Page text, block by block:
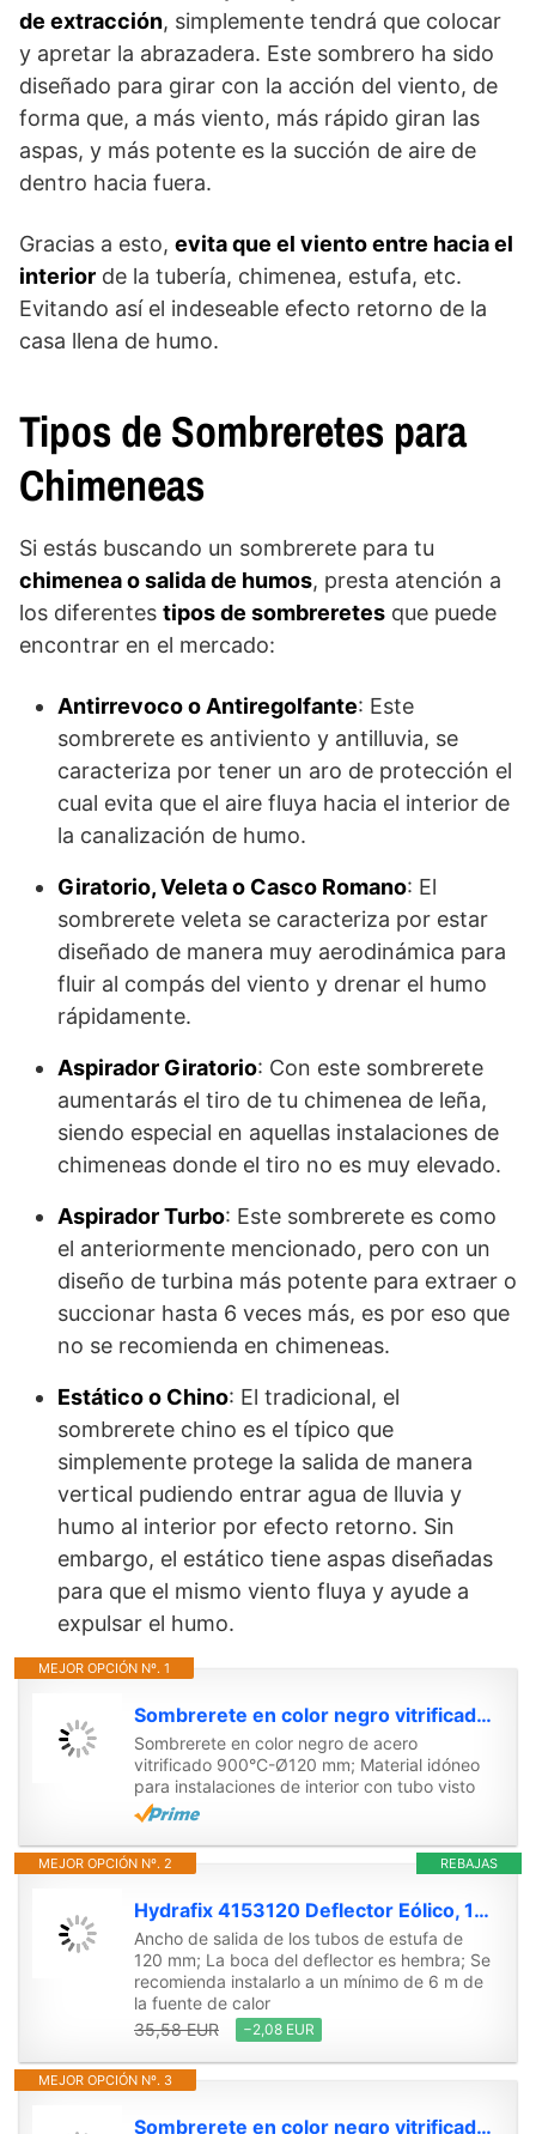
de extracción, simplemente tendrá que colocar
y apretar la abrazadera. Este sombrero ha sido
diseñado para girar con la acción del viento, de
forma que, a más viento, más rápido giran las
aspas, y más potente es la succión de aire de
dentro hacia fuera.
Gracias a esto, evita que el viento entre hacia el
interior de la tubería, chimenea, estufa, etc.
Evitando así el indeseable efecto retorno de la
casa llena de humo.
Tipos de Sombreretes para
Chimeneas
Si estás buscando un sombrerete para tu
chimenea o salida de humos, presta atención a
los diferentes tipos de sombreretes que puede
encontrar en el mercado:
Antirrevoco o Antiregolfante: Este
sombrerete es antiviento y antilluvia, se
caracteriza por tener un aro de protección el
cual evita que el aire fluya hacia el interior de
la canalización de humo.
Giratorio, Veleta o Casco Romano: El
sombrerete veleta se caracteriza por estar
diseñado de manera muy aerodinámica para
fluir al compás del viento y drenar el humo
rápidamente.
Aspirador Giratorio: Con este sombrerete
aumentarás el tiro de tu chimenea de leña,
siendo especial en aquellas instalaciones de
chimeneas donde el tiro no es muy elevado.
Aspirador Turbo: Este sombrerete es como
el anteriormente mencionado, pero con un
diseño de turbina más potente para extraer o
succionar hasta 6 veces más, es por eso que
no se recomienda en chimeneas.
Estático o Chino: El tradicional, el
sombrerete chino es el típico que
simplemente protege la salida de manera
vertical pudiendo entrar agua de lluvia y
humo al interior por efecto retorno. Sin
embargo, el estático tiene aspas diseñadas
para que el mismo viento fluya y ayude a
expulsar el humo.
MEJOR OPCIÓN Nº. 1
Sombrerete en color negro vitrificado 900°C-Ø120 mm-Rosetón para conductos de estufas y chimeneas
Sombrerete en color negro de acero
vitrificado 900°C-Ø120 mm; Material idóneo
para instalaciones de interior con tubo visto
REBAJAS
MEJOR OPCIÓN Nº. 2
Hydrafix 4153120 Deflector Eólico, 120 mm
Ancho de salida de los tubos de estufa de
120 mm; La boca del deflector es hembra; Se
recomienda instalarlo a un mínimo de 6 m de
la fuente de calor
35,58 EUR
−2,08 EUR
MEJOR OPCIÓN Nº. 3
Sombrerete en color negro vitrificado 900°C-Ø150 mm-Rosetón para conductos de estufas y chimeneas